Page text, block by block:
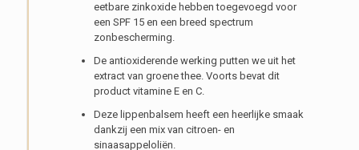
eetbare zinkoxide hebben toegevoegd voor
een SPF 15 en een breed spectrum
zonbescherming.
De antioxiderende werking putten we uit het
extract van groene thee. Voorts bevat dit
product vitamine E en C.
Deze lippenbalsem heeft een heerlijke smaak
dankzij een mix van citroen- en
sinaasappeloliën.